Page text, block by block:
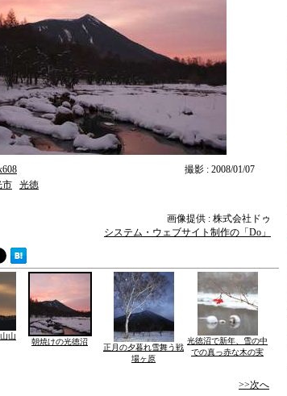
撮影 : 2008/01/07
市 光徳
画像提供 : 株式会社ドゥ
システム・ウェブサイト制作の「Do」
山
朝焼けの光徳沼
正月の夕暮れ雪舞う戦
場ヶ原
光徳沼で新年、雪の中
での真っ赤な木の実
>>次へ